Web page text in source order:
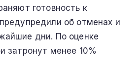
готовность к
об отменах и
дни. По оценке
затронут менее 10%